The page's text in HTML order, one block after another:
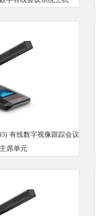
有线数字视像跟踪会议
席单元